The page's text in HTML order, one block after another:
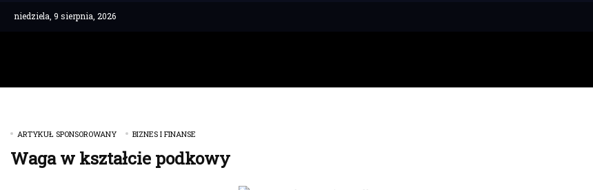
niedziela, 9 sierpnia, 2026
ARTYKUŁ SPONSOROWANY BIZNES I FINANSE
Waga w kształcie podkowy